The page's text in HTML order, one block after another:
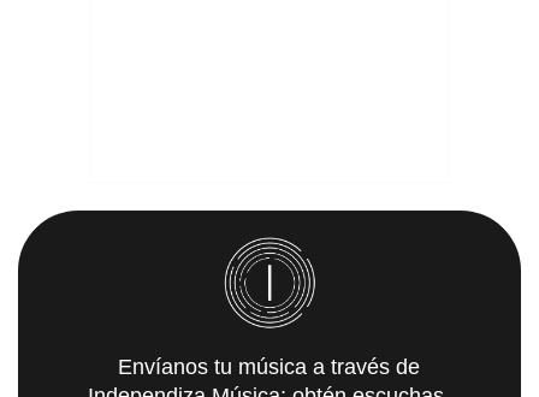
Envíanos tu música a través de